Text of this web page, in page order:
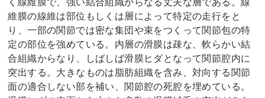
く線維膜で、強い結合組織からなる丈夫な層である。線
維膜の線維は部位もしくは層によって特定の走行をと
り、一部の関節では密な集団や束をつくって関節包の特
定の部位を強めている。内層の滑膜は疎な、軟らかい結
合組織からなり、しばしば滑膜ヒダとなって関節腔内に
突出する。大きなものは脂肪組織を含み、対向する関節
面の適合しない部を補い、関節腔の死腔を埋めている。